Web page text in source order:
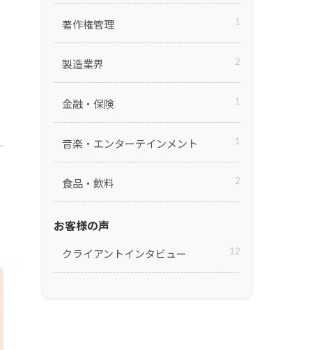
著作権管理 1
製造業界 2
金融・保険 1
音楽・エンターテインメント 1
食品・飲料 2
お客様の声
クライアントインタビュー 12